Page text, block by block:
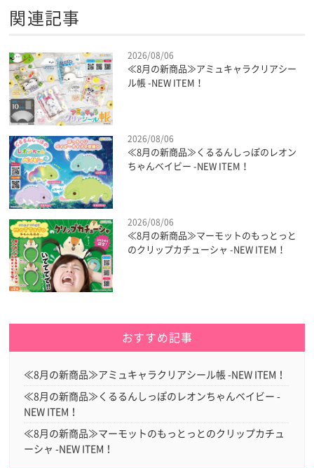
関連記事
2026/08/06
≪8月の新商品≫アミュキャラクリアシー
ル帳 -NEW ITEM！
2026/08/06
≪8月の新商品≫くるるんしっぽのレオン
ちゃんベイビー -NEW ITEM！
2026/08/06
≪8月の新商品≫マーモットのもっとっと
のクリップカチューシャ -NEW ITEM！
おすすめ記事
≪8月の新商品≫アミュキャラクリアシール帳 -NEW ITEM！
≪8月の新商品≫くるるんしっぽのレオンちゃんベイビー -
NEW ITEM！
≪8月の新商品≫マーモットのもっとっとのクリップカチュ
ーシャ -NEW ITEM！